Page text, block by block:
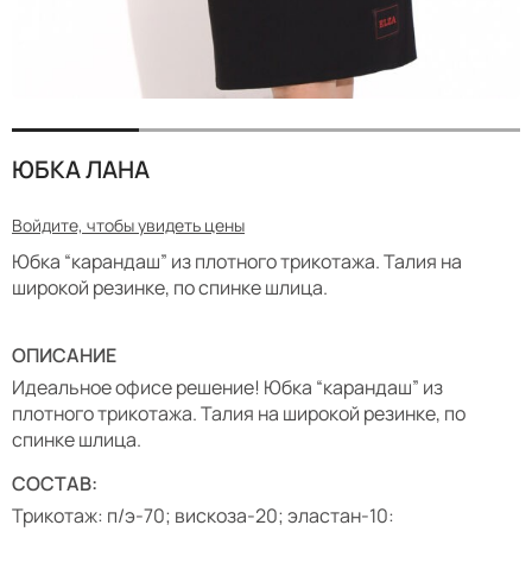
ЮБКА ЛАНА
Войдите, чтобы увидеть цены
Юбка “карандаш” из плотного трикотажа. Талия на
широкой резинке, по спинке шлица.
ОПИСАНИЕ
Идеальное офисе решение! Юбка “карандаш” из
плотного трикотажа. Талия на широкой резинке, по
спинке шлица.
СОСТАВ:
Трикотаж: п/э-70; вискоза-20; эластан-10: